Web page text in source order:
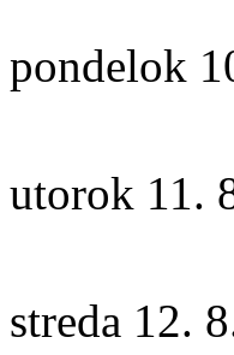
pondelok
utorok 11.
streda 12.